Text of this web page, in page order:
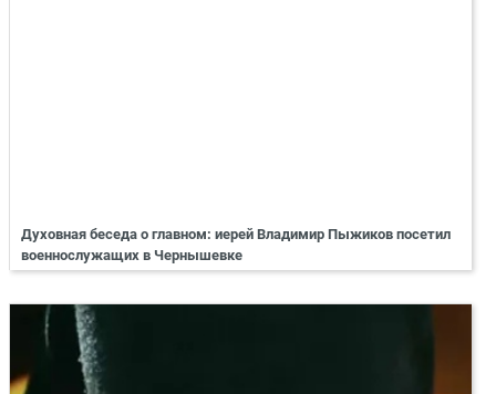
Духовная беседа о главном: иерей Владимир Пыжиков посетил
военнослужащих в Чернышевке